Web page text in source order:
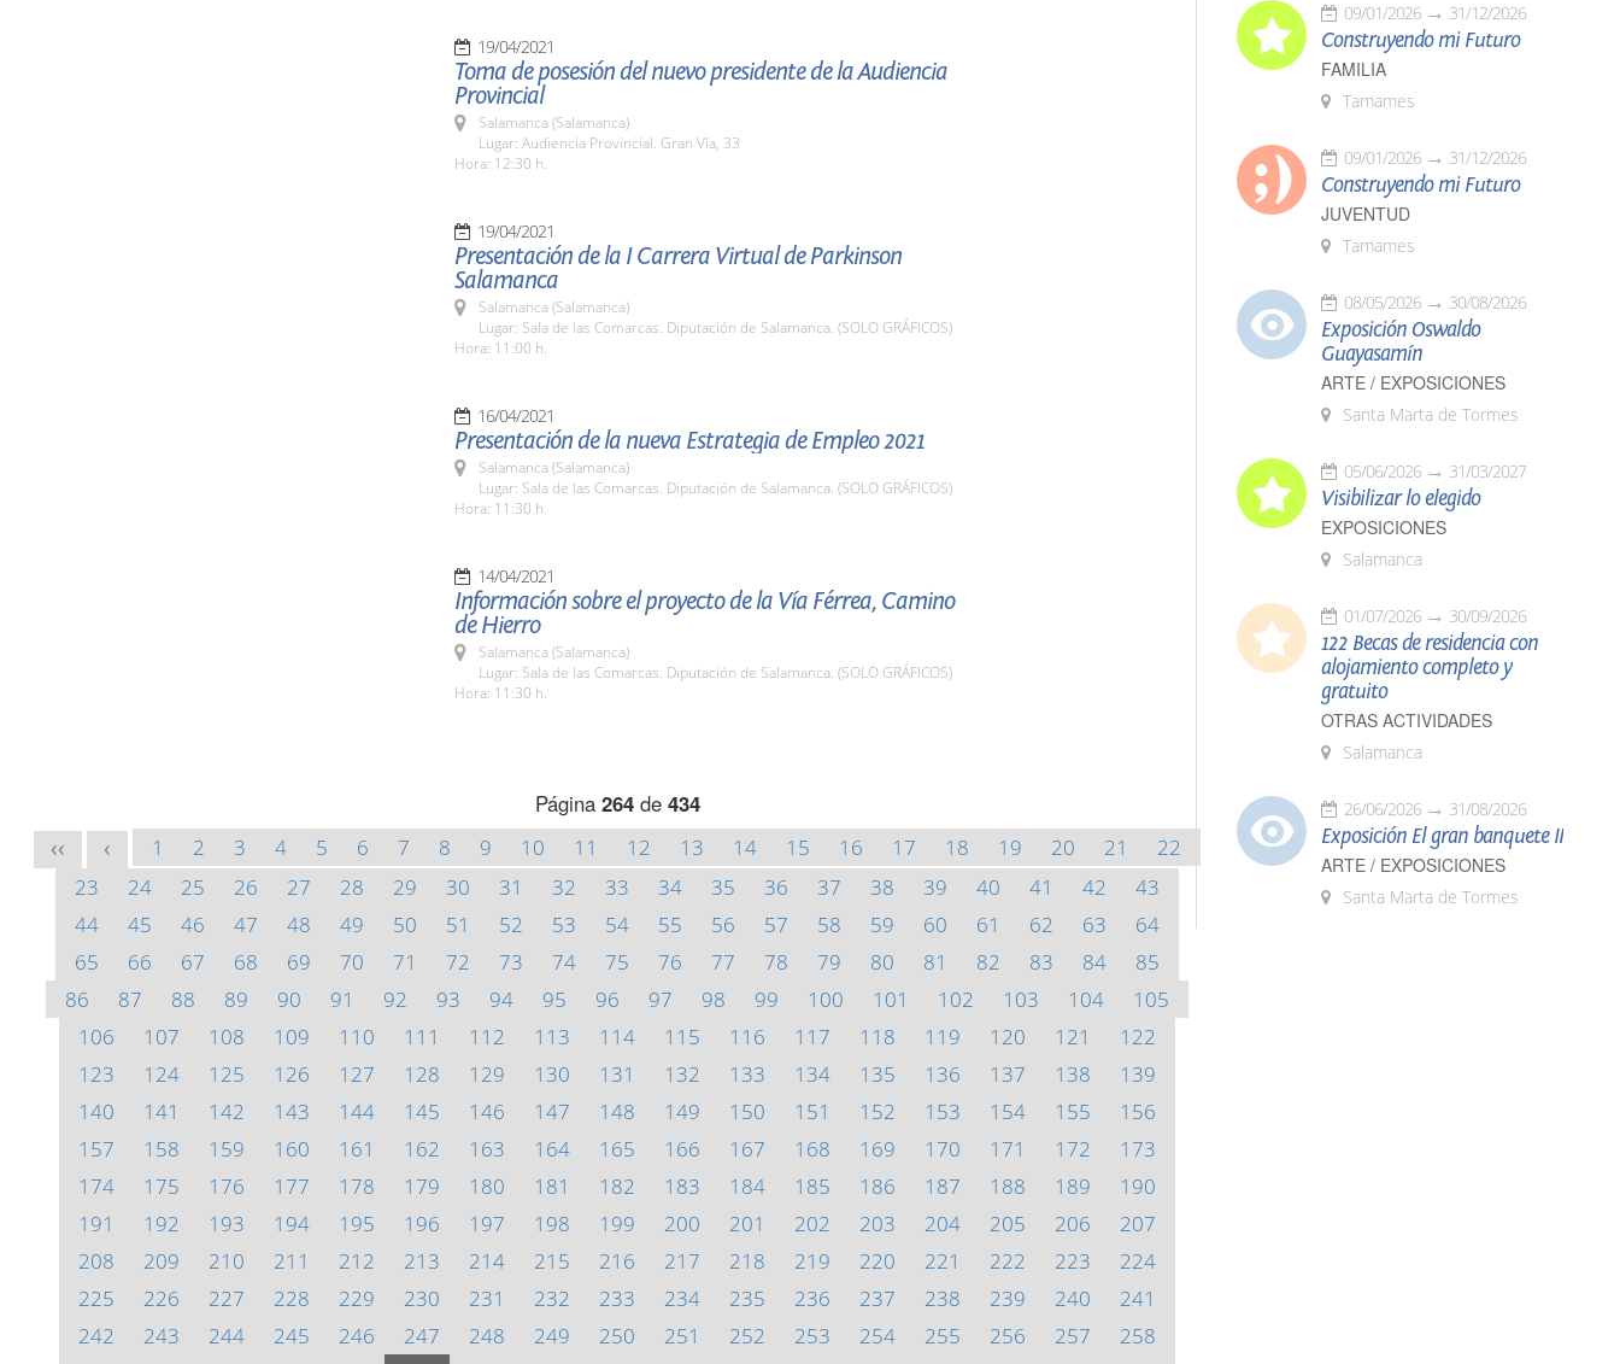
19/04/2021
Toma de posesión del nuevo presidente de la Audiencia
Provincial
Salamanca (Salamanca)
Lugar: Audiencia Provincial. Gran Vía, 33
Hora: 12:30 h.
19/04/2021
Presentación de la I Carrera Virtual de Parkinson
Salamanca
Salamanca (Salamanca)
Lugar: Sala de las Comarcas. Diputación de Salamanca. (SOLO GRÁFICOS)
Hora: 11:00 h.
16/04/2021
Presentación de la nueva Estrategia de Empleo 2021
Salamanca (Salamanca)
Lugar: Sala de las Comarcas. Diputación de Salamanca. (SOLO GRÁFICOS)
Hora: 11:30 h.
14/04/2021
Información sobre el proyecto de la Vía Férrea, Camino
de Hierro
Salamanca (Salamanca)
Lugar: Sala de las Comarcas. Diputación de Salamanca. (SOLO GRÁFICOS)
Hora: 11:30 h.
Página 264de 434
<< < 1 2 3 4 5 6 7 8 9 10 11 12 13 14 15 16 17 18 19 20 21
22
23
24 25 26 27 28 29 30 31 32 33 34 35 36 37 38 39 40 41 42
43
44
45 46 47 48 49 50 51 52 53 54 55 56 57 58 59 60 61 62 63
64
65
66 67 68 69 70 71 72 73 74 75 76 77 78 79 80 81 82 83 84
85
86
87 88 89 90 91 92 93 94 95 96 97 98 99 100 101 102 103 104
105
106
107 108 109 110 111 112 113 114 115 116 117 118 119 120 121
122
123
124 125 126 127 128 129 130 131 132 133 134 135 136 137 138
139
140
141 142 143 144 145 146 147 148 149 150 151 152 153 154 155
156
157
158 159 160 161 162 163 164 165 166 167 168 169 170 171 172
173
174
175 176 177 178 179 180 181 182 183 184 185 186 187 188 189
190
191
192 193 194 195 196 197 198 199 200 201 202 203 204 205 206
207
208
209 210 211 212 213 214 215 216 217 218 219 220 221 222 223
224
225
226 227 228 229 230 231 232 233 234 235 236 237 238 239 240
241
242
243 244 245 246 247 248 249 250 251 252 253 254 255 256 257
258
09/01/2026 31/12/2026
Construyendo mi Futuro
FAMILIA
Tamames
09/01/2026 31/12/2026
Construyendo mi Futuro
JUVENTUD
Tamames
08/05/2026 30/08/2026
Exposición Oswaldo
Guayasamín
ARTE / EXPOSICIONES
Santa Marta de Tormes
05/06/2026 31/03/2027
Visibilizar lo elegido
EXPOSICIONES
Salamanca
01/07/2026 30/09/2026
122 Becas de residencia con
alojamiento completo y
gratuito
OTRAS ACTIVIDADES
Salamanca
26/06/2026 31/08/2026
Exposición El gran banquete II
ARTE / EXPOSICIONES
Santa Marta de Tormes